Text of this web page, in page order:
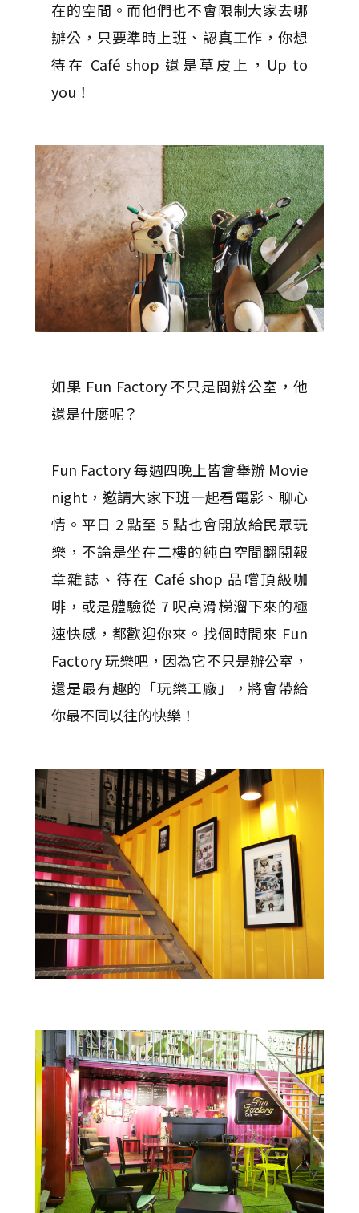
在的空間。而他們也不會限制大家去哪
辦公，只要準時上班、認真工作，你想
待在 Café shop 還是草皮上，Up to
you！
如果 Fun Factory 不只是間辦公室，他
還是什麼呢？
Fun Factory 每週四晚上皆會舉辦 Movie
night，邀請大家下班一起看電影、聊心
情。平日 2 點至 5 點也會開放給民眾玩
樂，不論是坐在二樓的純白空間翻閱報
章雜誌、待在 Café shop 品嚐頂級咖
啡，或是體驗從 7 呎高滑梯溜下來的極
速快感，都歡迎你來。找個時間來 Fun
Factory 玩樂吧，因為它不只是辦公室，
還是最有趣的「玩樂工廠」，將會帶給
你最不同以往的快樂！